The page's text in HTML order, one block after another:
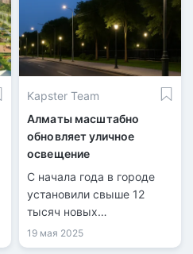
города глава мегаполиса
Ерболат Досаев. Также он
рассказал о планах по
благоустройству
общественных
пространств в районе.
Kapster Team
Алматы масштабно
обновляет уличное
освещение
С начала года в городе
установили свыше 12
тысяч новых
светильников. Работы
продолжаются в парках,
19 мая 2025